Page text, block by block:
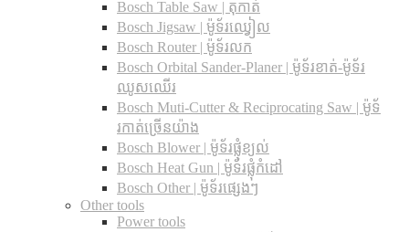
Bosch Table Saw | តុកាត់
Bosch Jigsaw | ម៉ូទ័រឈ្វៀល
Bosch Router | ម៉ូទ័រលក
Bosch Orbital Sander-Planer​ | ម៉ូទ័រខាត់-ម៉ូទ័រ
ឈូសឈើរ
Bosch Muti-Cutter & Reciprocating Saw​ | ម៉ូទ័
រកាត់ច្រើនយ៉ាង
Bosch Blower | ម៉ូទ័រផ្លុំខ្យល់
Bosch Heat Gun | ម៉ូទ័រផ្លុំកំដៅ
Bosch Other | ម៉ូទ័រផ្សេងៗ
Other tools
Power tools